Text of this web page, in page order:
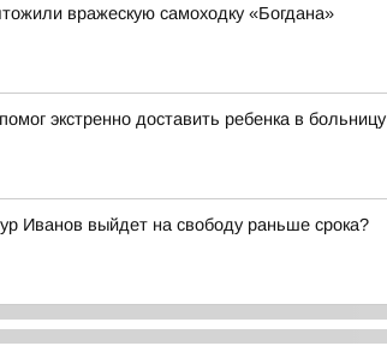
вражескую самоходку «Богдана»
экстренно доставить ребенка в больницу
Иванов выйдет на свободу раньше срока?